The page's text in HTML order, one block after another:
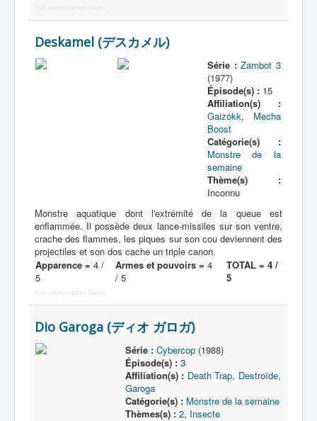
Deskamel (デスカメル)
Série : Zambot 3
(1977)
Épisode(s) :15
Affiliation(s) :
Gaizokk, Mecha
Boost
Catégorie(s) :
Monstre de la
semaine
Thème(s) :
Inconnu
Monstre aquatique dont l'extrémité de la queue est
enflammée. Il possède deux lance-missiles sur son ventre,
crache des flammes, les piques sur son cou deviennent des
projectiles et son dos cache un triple canon.
Apparence = 4 /
5
Armes et pouvoirs = 4
/ 5
TOTAL = 4 /
5
Free Joomla Lightbox Gallery
Dio Garoga (ディオ ガロガ)
Série : Cybercop(1988)
Épisode(s) :3
Affiliation(s) : Death Trap, Destroïde,
Garoga
Catégorie(s) : Monstre de la semaine
Thèmes(s) : 2, Insecte